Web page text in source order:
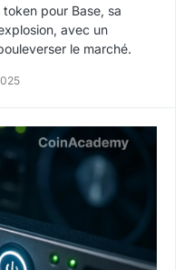
pour Base, sa
avec un
le marché.
après plusieurs heures